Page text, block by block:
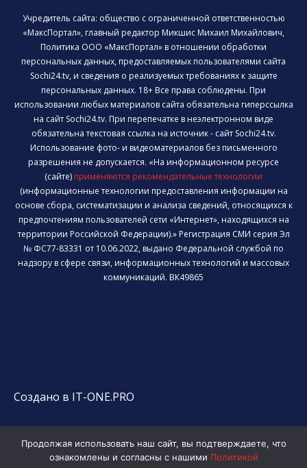
Учредитель сайта: общество с ограниченной ответственностью
«МаксПортал», главный редактор Микшис Михаил Михайлович,
Политика ООО «МаксПортал» в отношении обработки
персональных данных, предоставляемых пользователями сайта
Sochi24.tv, и сведения о реализуемых требованиях к защите
персональных данных. 18+ Все права соблюдены. При
использовании любых материалов сайта обязательна гиперссылка
на сайт Sochi24.tv. При перепечатке в неэлектронном виде
обязательна текстовая ссылка на источник - сайт Sochi24.tv.
Использование фото- и видеоматериалов без письменного
разрешения не допускается. «На информационном ресурсе
(сайте) применяются рекомендательные технологии
(информационные технологии предоставления информации на
основе сбора, систематизации и анализа сведений, относящихся к
предпочтениям пользователей сети «Интернет», находящихся на
территории Российской Федерации).» Регистрация СМИ серия Эл
№ ФС77-83331 от 10.06.2022, выдано Федеральной службой по
надзору в сфере связи, информационных технологий и массовых
коммуникаций. ВК49865
Создано в IT-ONE.PRO
Продолжая использовать наш сайт, вы подтверждаете, что
ознакомлены и согласны с нашими Политикой